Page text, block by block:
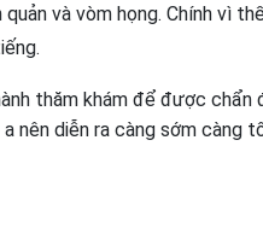
và vòm họng. Chính vì
thăm khám để được chẩn
nên diễn ra càng sớm càng